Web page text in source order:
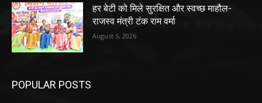
हर बेटी को मिले सुरक्षित और स्वच्छ माहौल-
राजस्व मंत्री टंक राम वर्मा
August 5, 2026
POPULAR POSTS